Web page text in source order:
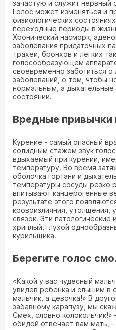
зачастую и служит нервный
Голос может изменяться и
физиологических
переходные периоды в
Хронический насморк,
заболевания придаточных
трахеи, бронхов и легких
голосообразующем
своевременно заботиться о
заболеваний, о том, чтобы
нормальным, а дыхательные
состоянии.
Вредные привычки
Курение - самый опасный
солидным стажем звук
вдыхаемый при курении,
температуру. Во время
оболочка гортани и
температуры сосуды резко
впитывают канцерогенные
результате этого
кровоизлияния, утолщения,
связок. Эти
хриплый, глухой
курильщика.
Берегите голос
«Какой у вас чудесный
увидев ребенка и слышим в
мальчик, а девочка!» В
забавному карапузу, мы
Смех, словно колокольчик!»
обидой отвечает вам мать,